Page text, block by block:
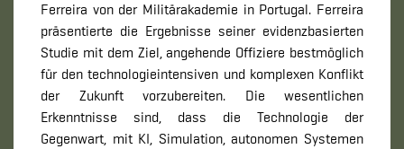
Ferreira von der Militärakademie in Portugal. Ferreira
präsentierte die Ergebnisse seiner evidenzbasierten
Studie mit dem Ziel, angehende Offiziere bestmöglich
für den technologieintensiven und komplexen Konflikt
der Zukunft vorzubereiten. Die wesentlichen
Erkenntnisse sind, dass die Technologie der
Gegenwart, mit KI, Simulation, autonomen Systemen